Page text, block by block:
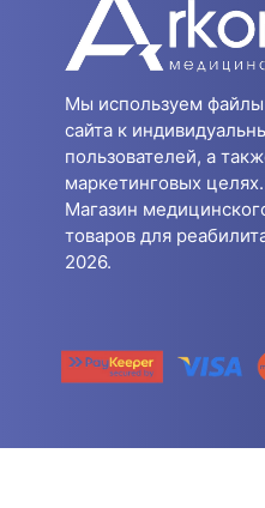
Мы используем
сайта к
пользователей, а
маркетинговых целях.
Магазин
товаров для
2026.